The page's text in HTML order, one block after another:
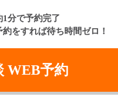
1分で予約完了
約をすれば待ち時間ゼロ！
WEB予約